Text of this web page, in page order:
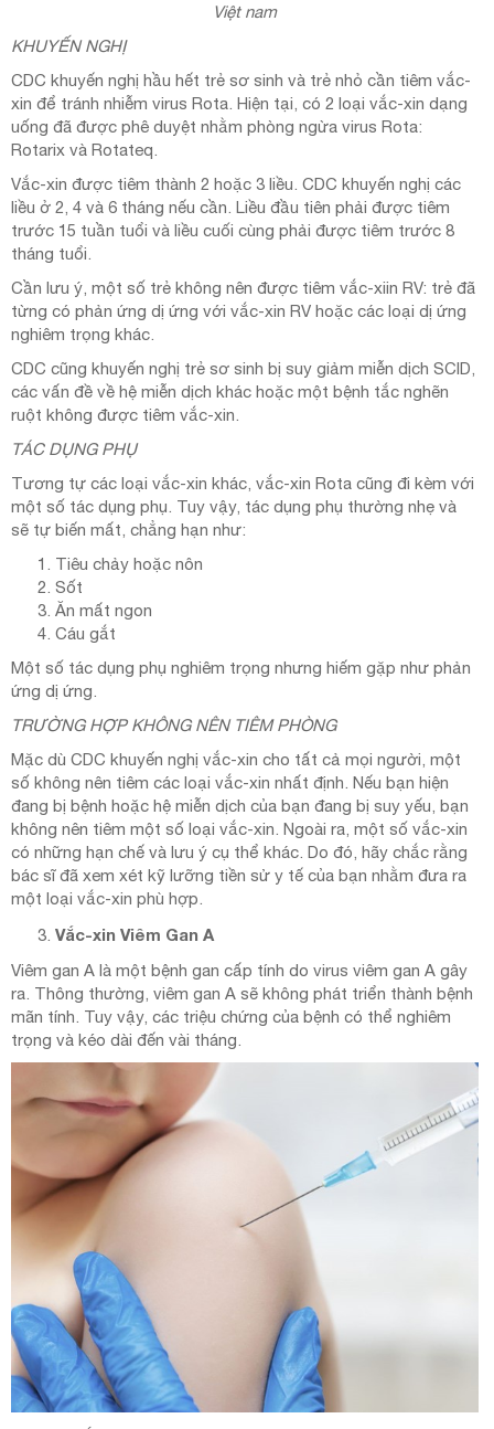
Việt nam
KHUYẾN NGHỊ
CDC khuyến nghị hầu hết trẻ sơ sinh và trẻ nhỏ cần tiêm vắc-
xin để tránh nhiễm virus Rota. Hiện tại, có 2 loại vắc-xin dạng
uống đã được phê duyệt nhằm phòng ngừa virus Rota:
Rotarix và Rotateq.
Vắc-xin được tiêm thành 2 hoặc 3 liều. CDC khuyến nghị các
liều ở 2, 4 và 6 tháng nếu cần. Liều đầu tiên phải được tiêm
trước 15 tuần tuổi và liều cuối cùng phải được tiêm trước 8
tháng tuổi.
Cần lưu ý, một số trẻ không nên được tiêm vắc-xiin RV: trẻ đã
từng có phản ứng dị ứng với vắc-xin RV hoặc các loại dị ứng
nghiêm trọng khác.
CDC cũng khuyến nghị trẻ sơ sinh bị suy giảm miễn dịch SCID,
các vấn đề về hệ miễn dịch khác hoặc một bệnh tắc nghẽn
ruột không được tiêm vắc-xin.
TÁC DỤNG PHỤ
Tương tự các loại vắc-xin khác, vắc-xin Rota cũng đi kèm với
một số tác dụng phụ. Tuy vậy, tác dụng phụ thường nhẹ và
sẽ tự biến mất, chẳng hạn như:
Tiêu chảy hoặc nôn
Sốt
Ăn mất ngon
Cáu gắt
Một số tác dụng phụ nghiêm trọng nhưng hiếm gặp như phản
ứng dị ứng.
TRƯỜNG HỢP KHÔNG NÊN TIÊM PHÒNG
Mặc dù CDC khuyến nghị vắc-xin cho tất cả mọi người, một
số không nên tiêm các loại vắc-xin nhất định. Nếu bạn hiện
đang bị bệnh hoặc hệ miễn dịch của bạn đang bị suy yếu, bạn
không nên tiêm một số loại vắc-xin. Ngoài ra, một số vắc-xin
có những hạn chế và lưu ý cụ thể khác. Do đó, hãy chắc rằng
bác sĩ đã xem xét kỹ lưỡng tiền sử y tế của bạn nhằm đưa ra
một loại vắc-xin phù hợp.
Vắc-xin Viêm Gan A
Viêm gan A là một bệnh gan cấp tính do virus viêm gan A gây
ra. Thông thường, viêm gan A sẽ không phát triển thành bệnh
mãn tính. Tuy vậy, các triệu chứng của bệnh có thể nghiêm
trọng và kéo dài đến vài tháng.